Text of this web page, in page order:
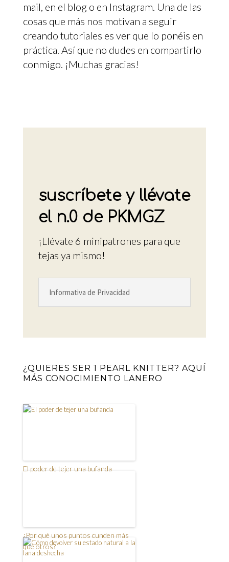
mail, en el blog o en Instagram. Una de las
cosas que más nos motivan a seguir
creando tutoriales es ver que lo ponéis en
práctica. Así que no dudes en compartirlo
conmigo. ¡Muchas gracias!
suscríbete y llévate
el n.0 de PKMGZ
¡Llévate 6 minipatrones para que
tejas ya mismo!
Informativa de Privacidad
¿QUIERES SER 1 PEARL KNITTER? AQUÍ
MÁS CONOCIMIENTO LANERO
El poder de tejer una bufanda
¿Por qué unos puntos cunden más
que otros?